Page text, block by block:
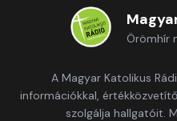
Örömhír
A Magyar Katolikus
információkkal,
szolgálja hallgatóit.